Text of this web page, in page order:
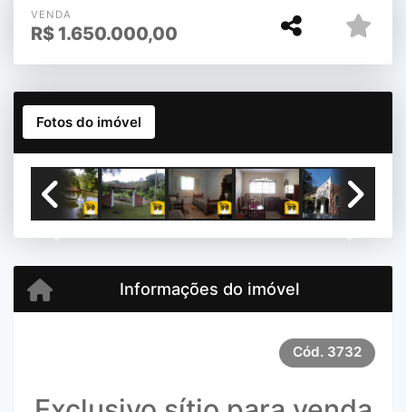
VENDA
R$ 1.650.000,00
Fotos do imóvel
Previous Next
Informações do imóvel
Cód. 3732